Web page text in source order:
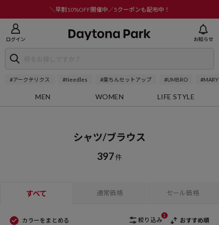
＼早割10%OFF開催中／5クーポンも配布中！
ログイン お知らせ
#アークテリクス #Needles #楽ちんセットアップ #UMBRO
MEN WOMEN LIFE STYLE
シャツ/ブラウス
397件
すべて 通常価格 セール価格
カラーをまとめる 絞り込み
1
おすすめ順